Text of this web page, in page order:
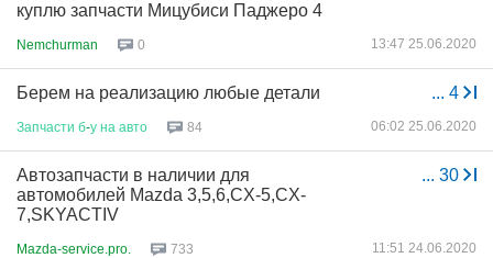
куплю запчасти Мицубиси Паджеро 4
Nemchurman 0 13:47 25.06.2020
... 4
Берем на реализацию любые детали
Запчасти б-у на авто 84 06:02 25.06.2020
... 30
Автозапчасти в наличии для
автомобилей Mazda 3,5,6,CX-5,CX-
7,SKYAСTIV
Mazda-service.pro. 733 11:51 24.06.2020